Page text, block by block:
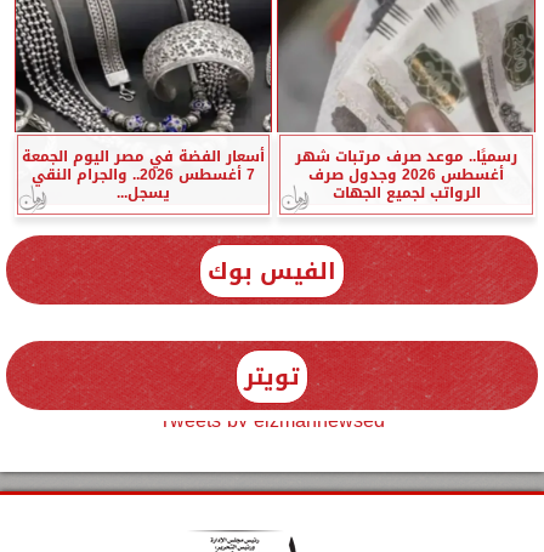
رسميًا.. موعد صرف مرتبات شهر
أغسطس 2026 وجدول صرف
الرواتب لجميع الجهات
أسعار الفضة في مصر اليوم الجمعة
7 أغسطس 2026.. والجرام النقي
يسجل...
الفيس بوك
تويتر
Tweets by elzmannewseg